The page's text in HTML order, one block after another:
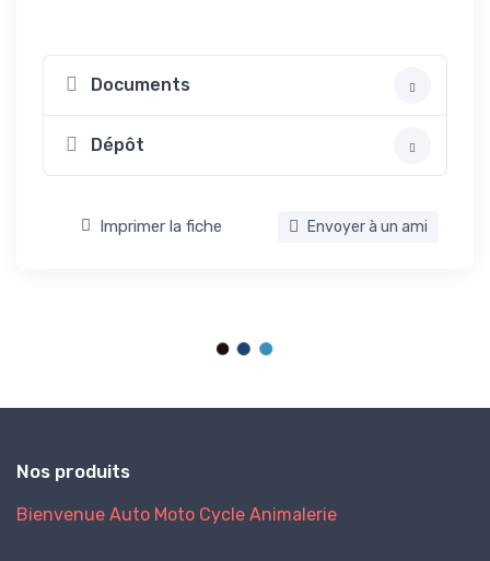
Documents
Dépôt
Imprimer la fiche Envoyer à un ami
Nos produits
Bienvenue Auto Moto Cycle Animalerie